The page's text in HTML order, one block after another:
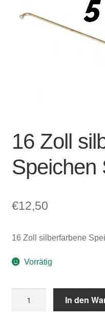
16 Zoll
Speichen
€12,50
16 Zoll silberfarbene
Vorrätig
In den